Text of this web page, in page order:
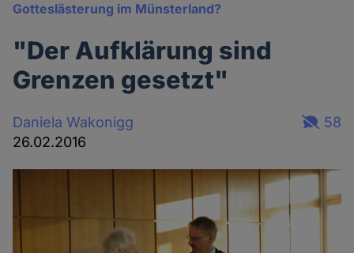
Gotteslästerung im Münsterland?
"Der Aufklärung sind
Grenzen gesetzt"
Daniela Wakonigg
26.02.2016
58